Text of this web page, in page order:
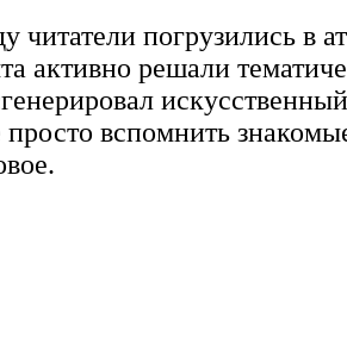
читатели погрузились в
активно решали
вспомнить